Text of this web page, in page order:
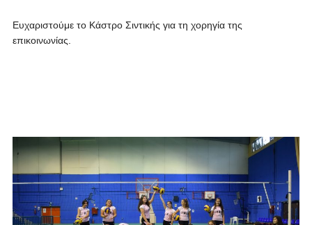
Ευχαριστούμε το Κάστρο Σιντικής για τη χορηγία της
επικοινωνίας.